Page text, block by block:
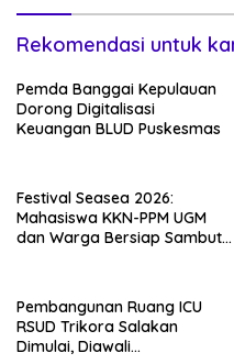
Rekomendasi untuk
Pemda Banggai Kepulauan
Dorong Digitalisasi
Keuangan BLUD Puskesmas
Festival Seasea 2026:
Mahasiswa KKN-PPM UGM
dan Warga Bersiap Sambut
Pembangunan Ruang ICU
RSUD Trikora Salakan
Dimulai, Diawali